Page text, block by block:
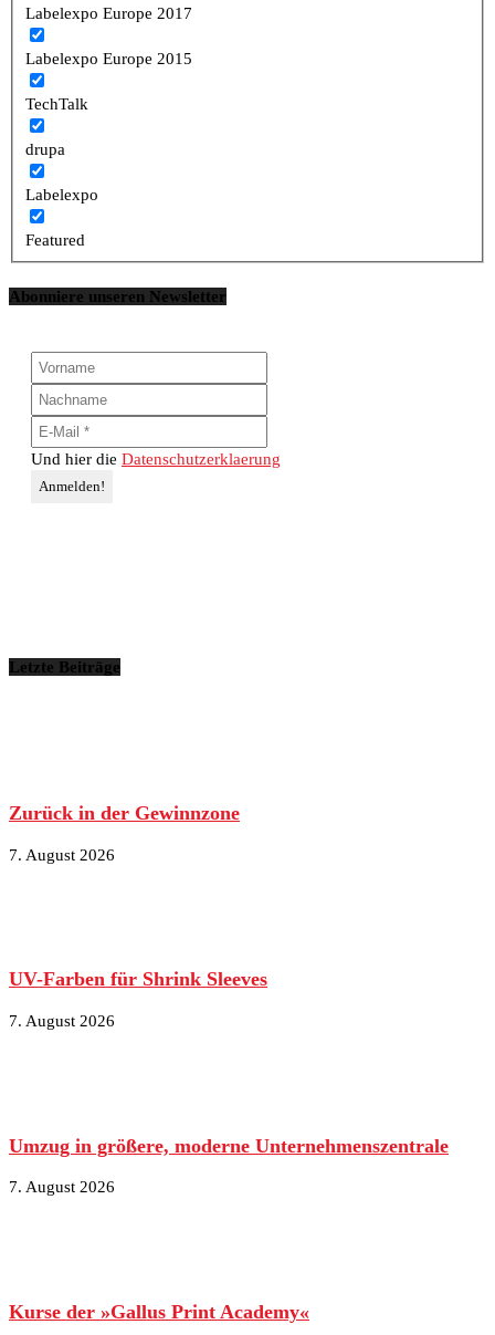
Labelexpo Europe 2017
Labelexpo Europe 2015
TechTalk
drupa
Labelexpo
Featured
Abonniere unseren Newsletter
Und hier die Datenschutzerklaerung
Letzte Beiträge
Zurück in der Gewinnzone
7. August 2026
UV-Farben für Shrink Sleeves
7. August 2026
Umzug in größere, moderne Unternehmenszentrale
7. August 2026
Kurse der »Gallus Print Academy«